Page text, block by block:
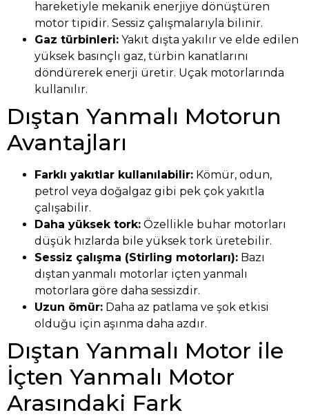
hareketiyle mekanik enerjiye dönüştüren
motor tipidir. Sessiz çalışmalarıyla bilinir.
Gaz türbinleri: Yakıt dışta yakılır ve elde edilen
yüksek basınçlı gaz, türbin kanatlarını
döndürerek enerji üretir. Uçak motorlarında
kullanılır.
Dıştan Yanmalı Motorun
Avantajları
Farklı yakıtlar kullanılabilir: Kömür, odun,
petrol veya doğalgaz gibi pek çok yakıtla
çalışabilir.
Daha yüksek tork: Özellikle buhar motorları
düşük hızlarda bile yüksek tork üretebilir.
Sessiz çalışma (Stirling motorları): Bazı
dıştan yanmalı motorlar içten yanmalı
motorlara göre daha sessizdir.
Uzun ömür: Daha az patlama ve şok etkisi
olduğu için aşınma daha azdır.
Dıştan Yanmalı Motor ile
İçten Yanmalı Motor
Arasındaki Fark